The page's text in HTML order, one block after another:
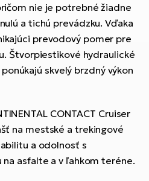
nie je potrebné žiadne
a tichú prevádzku. Vďaka
prevodový pomer pre
Štvorpiestikové hydraulické
skvelý brzdný výkon
CONTACT Cruiser
na mestské a trekingové
a odolnosť s
asfalte a v ľahkom teréne.